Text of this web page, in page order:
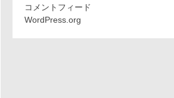
コメントフィード
WordPress.org